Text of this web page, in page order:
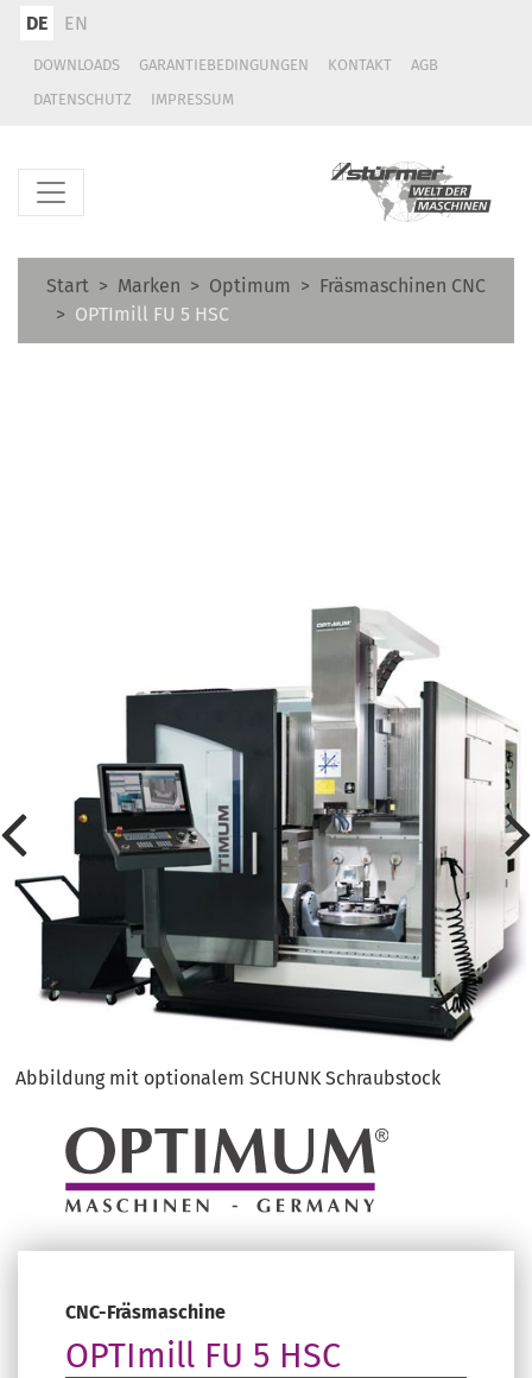
DE EN
DOWNLOADS GARANTIEBEDINGUNGEN KONTAKT
AGB
DATENSCHUTZ
IMPRESSUM
Start Marken Optimum
Fräsmaschinen CNC
OPTImill FU 5 HSC
Abbildung mit optionalem SCHUNK Schraubstock
CNC-Fräsmaschine
OPTImill FU 5 HSC